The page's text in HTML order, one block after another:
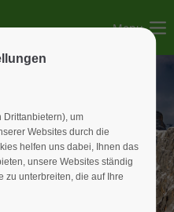
leider nicht.
leider nicht.
leider nicht.
Menu
Drittanbietern), um
Websites durch die
helfen uns dabei, Ihnen das
unsere Websites ständig
zu unterbreiten, die auf Ihre